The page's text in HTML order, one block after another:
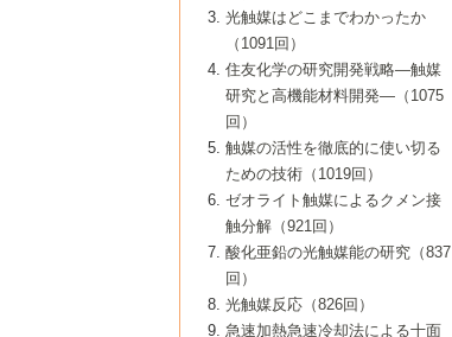
7号 触媒・化学反応における計算化学の進
8号 若手研究者による触媒研究の未来展望
2：大学・研究所編
7号 『結晶の化学』を活かした触媒研究
8号 イオン液体の応用
7号 基礎化学品製造の触媒技術
8号 多機能型リアクター
8号 超臨界流体を用いた化学プロセスの新
6号 第94回触媒討論会
7号 サブナノレベルでみた新しい表面現象
8号 オレフィン重合触媒の新たな展
4号 触媒研究の現状と将来─第90回触媒討論
5号 基礎化学品製造の触媒技術
6号 第92回触媒討論会
7号 基礎化学品製造の触媒技術
8号 資源の循環と触媒技術
3号 触媒を利用した電気化学の新展開
4号 ナノ材料の調製と機能化
5号 こんな触媒が欲しい
6号 第90回触媒討論会
7号 触媒研究と学術雑誌/情報
8号 若い世代からみた触媒化学の現状と未
2号 第87回触媒討論会特集号
3号 生体触媒とバイオプロセス
4号 水素製造・利用の触媒化学
5号 触媒研究における新しい切り口：コン
ビナトリアルケミストリー
6号 第88回触媒討論会特集号
7号 企業における触媒研究のブレークスル
8号 この材料を触媒として使ってみません
1号 触媒反応工学の明日を拓く
2号 第85回触媒討論会
3号 反応ダイナミクス
5号 触媒のおもしろさをどのように伝える
6号 第86回触媒討論会
7号 水素化精製触媒の新しい展開
8号 新しい反応性と機能性を目指した金属
クラスタ-化学
▼41巻（1999年）
1号 孔、穴、あな?-特異な空間とその利用-
2号 第83回触媒討論会
3号 均一系触媒反応最前線
4号 実用炭素材料の新展開
5号 研究の方法論を考える
7号 機能性金属材料と触媒
8号 触媒研究へのNMRの応用と展望
▼40巻（1998年）
進展と21世紀への提言/創立40周年記念・触
媒学会この10年の歩みとこれから/創立40周
2号 第81回触媒討論会
3号 計算機触媒化学へのさそい
4号 触媒劣化の制御と予測
5号 最新の実用プロセスと触媒
6号 第82回触媒討論会
1号 均一系と不均一系触媒反応-その特徴と
接点
2号 第79回触媒討論会
3号 最新NO除去触媒の実用化研究
4号 新しい反応場を目指した触媒調製
5号 反応・分離技術の新しい展開
6号 第80回触媒討論会
▼38巻（1996年）
1号 触媒の構造と触媒作用/C1化学を中心と
する21世紀への触媒
3号 オリンピックメダル:金・銀・銅はどん
な触媒作用を示すか
4号 触媒作用における機能の複合化
▼37巻（1995年）
1号 ファインケミカルズと固体触媒
2号 第75回触媒討論会
3号 希土類を利用した触媒
4号 触媒とリサイクル
5号 エネルギー変換触媒
▼36巻（1994年）
1号 電気化学と触媒
2号 第73回触媒討論会
3号 C4化学の展開
4号 《通常号》
▼35巻（1993年）
1号 工業触媒開発マニュアル―探索から工
業化まで
2号 第71回触媒討論会
▼34巻（1992年）
1号 インパクトを与えたこの研究
2号 第69回触媒討論会
▼33巻（1991年）
1号 触媒プロセス開発マニュアル―探索か
▼32巻（1990年）
光触媒はどこまでわかったか
（1091回）
住友化学の研究開発戦略―触媒
研究と高機能材料開発―（1075
回）
触媒の活性を徹底的に使い切る
ための技術（1019回）
ゼオライト触媒によるクメン接
触分解（921回）
酸化亜鉛の光触媒能の研究（837
回）
光触媒反応（826回）
急速加熱急速冷却法による十面